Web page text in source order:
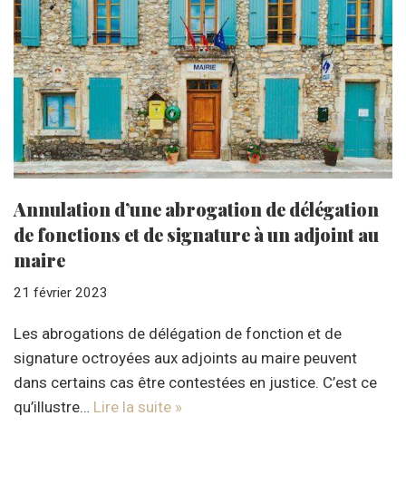
Annulation d’une abrogation de délégation
de fonctions et de signature à un adjoint au
maire
21 février 2023
Les abrogations de délégation de fonction et de
signature octroyées aux adjoints au maire peuvent
dans certains cas être contestées en justice. C’est ce
qu’illustre… Lire la suite »